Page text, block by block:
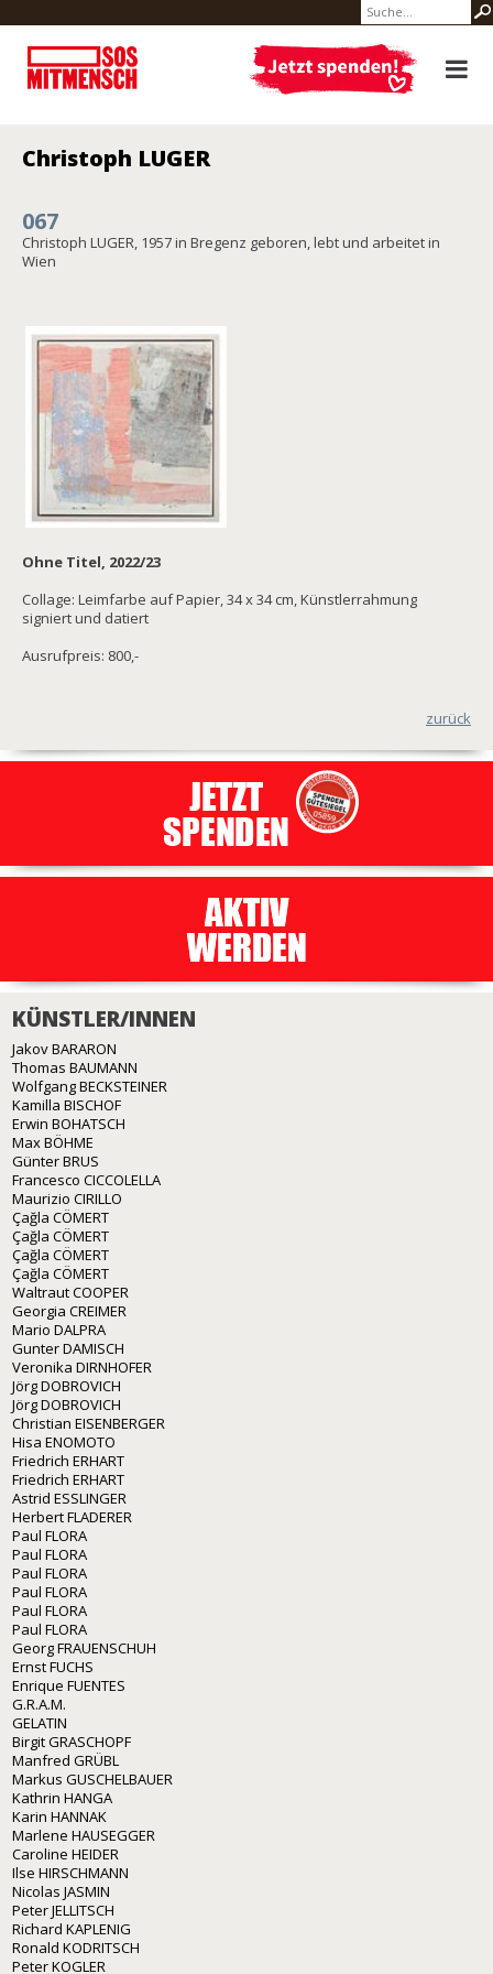
Christoph LUGER
067
Christoph LUGER, 1957 in Bregenz geboren, lebt und arbeitet in
Wien
Ohne Titel, 2022/23
Collage: Leimfarbe auf Papier, 34 x 34 cm, Künstlerrahmung
signiert und datiert
Ausrufpreis: 800,-
zurück
KÜNSTLER/INNEN
Jakov BARARON
Thomas BAUMANN
Wolfgang BECKSTEINER
Kamilla BISCHOF
Erwin BOHATSCH
Max BÖHME
Günter BRUS
Francesco CICCOLELLA
Maurizio CIRILLO
Çağla CÖMERT
Çağla CÖMERT
Çağla CÖMERT
Çağla CÖMERT
Waltraut COOPER
Georgia CREIMER
Mario DALPRA
Gunter DAMISCH
Veronika DIRNHOFER
Jörg DOBROVICH
Jörg DOBROVICH
Christian EISENBERGER
Hisa ENOMOTO
Friedrich ERHART
Friedrich ERHART
Astrid ESSLINGER
Herbert FLADERER
Paul FLORA
Paul FLORA
Paul FLORA
Paul FLORA
Paul FLORA
Paul FLORA
Georg FRAUENSCHUH
Ernst FUCHS
Enrique FUENTES
G.R.A.M.
GELATIN
Birgit GRASCHOPF
Manfred GRÜBL
Markus GUSCHELBAUER
Kathrin HANGA
Karin HANNAK
Marlene HAUSEGGER
Caroline HEIDER
Ilse HIRSCHMANN
Nicolas JASMIN
Peter JELLITSCH
Richard KAPLENIG
Ronald KODRITSCH
Peter KOGLER